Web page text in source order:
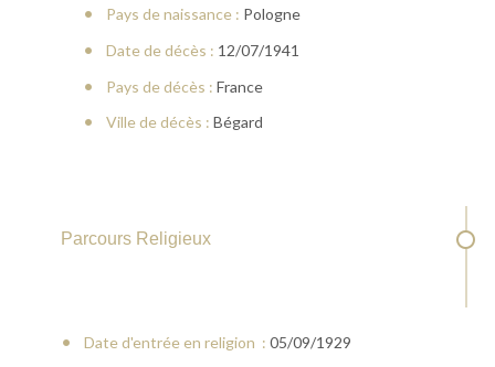
Pays de naissance : Pologne
Date de décès : 12/07/1941
Pays de décès : France
Ville de décès : Bégard
Parcours Religieux
Date d'entrée en religion : 05/09/1929